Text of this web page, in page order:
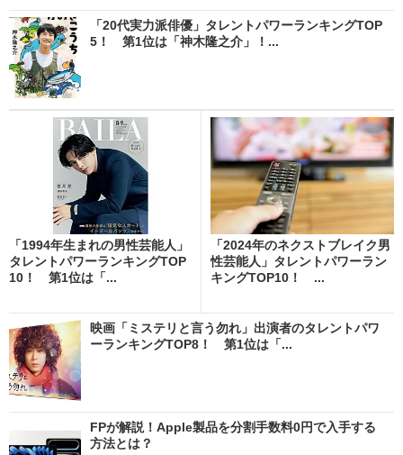
「20代実力派俳優」タレントパワーランキングTOP
5！ 第1位は「神木隆之介」！...
「1994年生まれの男性芸能人」
タレントパワーランキングTOP
10！ 第1位は「...
「2024年のネクストブレイク男
性芸能人」タレントパワーラン
キングTOP10！ ...
映画「ミステリと言う勿れ」出演者のタレントパワ
ーランキングTOP8！ 第1位は「...
FPが解説！Apple製品を分割手数料0円で入手する
方法とは？